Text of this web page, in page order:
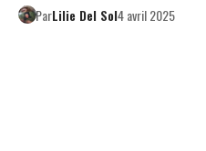
ParLilie Del Sol4 avril 2025